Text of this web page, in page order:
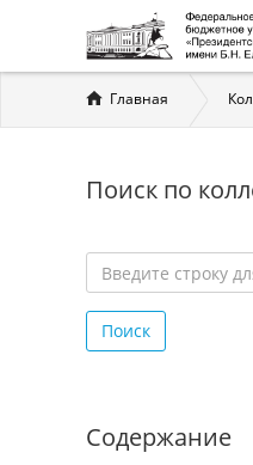
Вы
здесь
Главная
Поиск по
строку
для
Поиск
Содержание